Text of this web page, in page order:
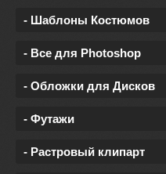
- Шаблоны Костюмов
- Все для Photoshop
- Обложки для Дисков
- Футажи
- Растровый клипарт